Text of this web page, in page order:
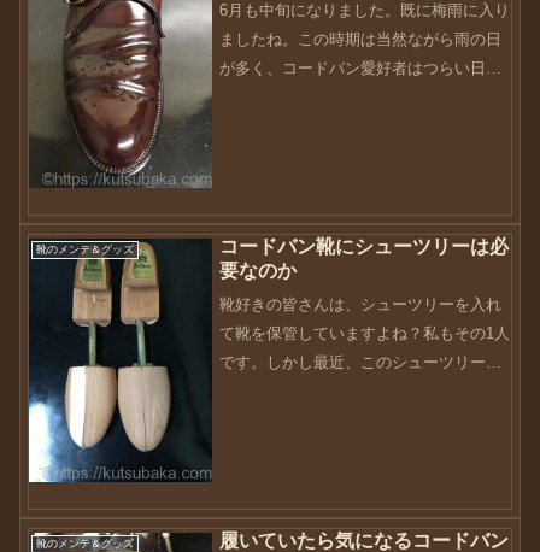
6月も中旬になりました。既に梅雨に入り
ましたね。この時期は当然ながら雨の日
が多く、コードバン愛好者はつらい日々
靴のメンテ＆グッズ
コードバン靴にシューツリーは必
要なのか
靴好きの皆さんは、シューツリーを入れ
て靴を保管していますよね？私もその1人
です。しかし最近、このシューツリーが
靴のメンテ＆グッズ
履いていたら気になるコードバン